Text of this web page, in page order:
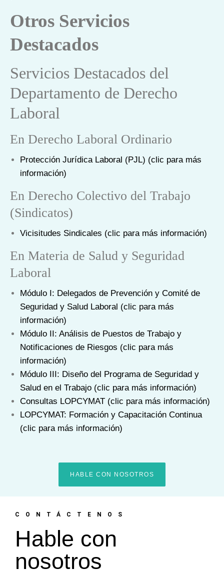
Otros Servicios
Destacados
Servicios Destacados del
Departamento de Derecho
Laboral
En Derecho Laboral Ordinario
Protección Jurídica Laboral (PJL) (clic para más
información)
En Derecho Colectivo del Trabajo
(Sindicatos)
Vicisitudes Sindicales (clic para más información)
En Materia de Salud y Seguridad
Laboral
Módulo I: Delegados de Prevención y Comité de
Seguridad y Salud Laboral (clic para más
información)
Módulo II: Análisis de Puestos de Trabajo y
Notificaciones de Riesgos (clic para más
información)
Módulo III: Diseño del Programa de Seguridad y
Salud en el Trabajo (clic para más información)
Consultas LOPCYMAT (clic para más información)
LOPCYMAT: Formación y Capacitación Continua
(clic para más información)
HABLE CON NOSOTROS
CONTÁCTENOS
Hable con
nosotros